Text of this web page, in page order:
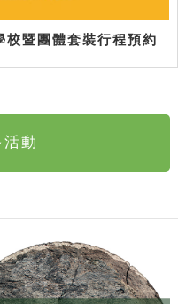
校暨團體套裝行程預約
動